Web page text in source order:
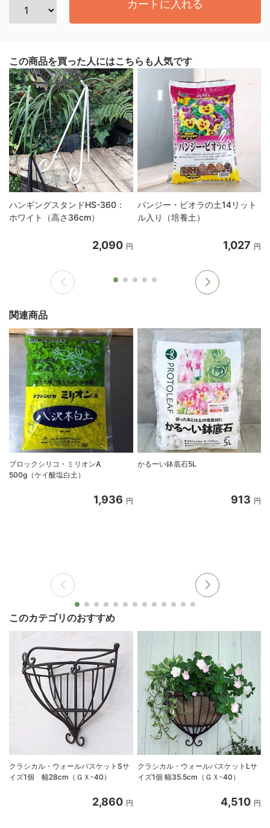
カートに入れる
この商品を買った人にはこちらも人気です
ハンギングスタンドHS-360：
ホワイト（高さ36cm）
2,090 円
パンジー・ビオラの土14リット
ル入り（培養土）
1,027 円
関連商品
ブロックシリコ・ミリオンA
500g（ケイ酸塩白土）
1,936 円
かるーい鉢底石5L
913 円
このカテゴリのおすすめ
クラシカル・ウォールバスケットSサ
イズ1個 幅28cm（ＧＸ-40）
2,860 円
クラシカル・ウォールバスケットLサ
イズ1個 幅35.5cm（ＧＸ-40）
4,510 円